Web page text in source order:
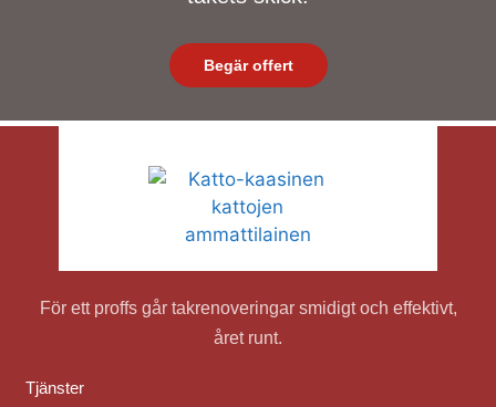
Begär offert
För ett proffs går takrenoveringar smidigt och effektivt,
året runt.
Tjänster